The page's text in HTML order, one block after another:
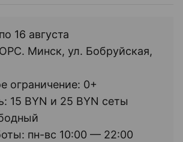
16 августа
Минск, ул. Бобруйская,
ограничение: 0+
15 BYN и 25 BYN сеты
пн-вс 10:00 — 22:00